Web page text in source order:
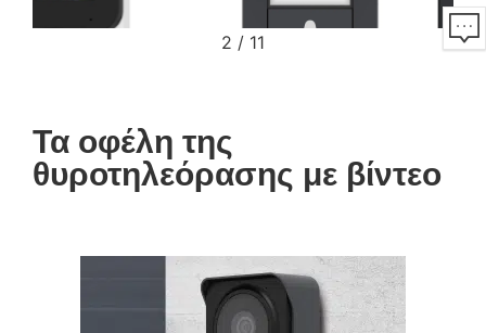
2 / 11
Τα οφέλη της
θυροτηλεόρασης με βίντεο